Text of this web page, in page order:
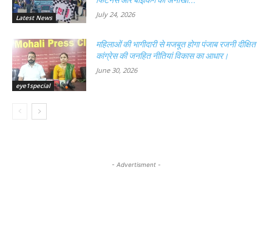
Latest News July 24, 2026
eye1special
महिलाओं की भागीदारी से मजबूत होगा पंजाब रजनी दीक्षित
कांग्रेस की जनहित नीतियां विकास का आधार।
June 30, 2026
- Advertisment -